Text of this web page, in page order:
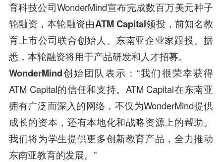
育科技公司WonderMind宣布完成数百万美元种子
轮融资，本轮融资由ATM Capital领投，前知名教
育上市公司联合创始人、东南亚企业家跟投。据
悉，本轮融资将用于产品研发和人才招募。
WonderMind创始团队表示 ：“我们很荣幸获得
ATM Capital的信任和支持。ATM Capital在东南亚
拥有广泛而深入的网络，不仅为WonderMind提供
成长的资本，还有本地化和战略资源上的帮助。
我们将为学生提供更多创新教育产品，全力推动
东南亚教育的发展。”